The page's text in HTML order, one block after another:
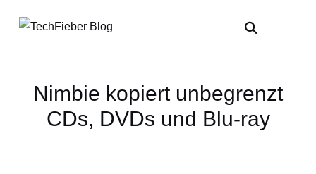
Nimbie kopiert unbegrenzt
CDs, DVDs und Blu-ray